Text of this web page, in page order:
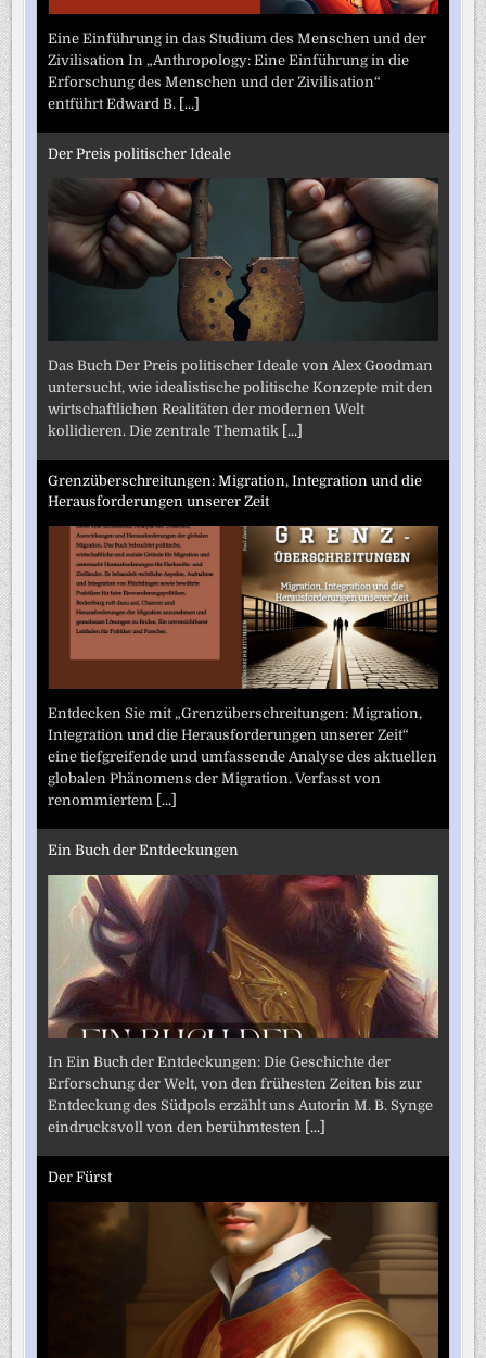
Eine Einführung in das Studium des Menschen und der
Zivilisation In „Anthropology: Eine Einführung in die
Erforschung des Menschen und der Zivilisation“
entführt Edward B.
[...]
Der Preis politischer Ideale
Das Buch Der Preis politischer Ideale von Alex Goodman
untersucht, wie idealistische politische Konzepte mit den
wirtschaftlichen Realitäten der modernen Welt
kollidieren. Die zentrale Thematik [...]
Grenzüberschreitungen: Migration, Integration und die
Herausforderungen unserer Zeit
Entdecken Sie mit „Grenzüberschreitungen: Migration,
Integration und die Herausforderungen unserer Zeit“
eine tiefgreifende und umfassende Analyse des aktuellen
globalen Phänomens der Migration. Verfasst von
renommiertem
[...]
Ein Buch der Entdeckungen
In Ein Buch der Entdeckungen: Die Geschichte der
Erforschung der Welt, von den frühesten Zeiten bis zur
Entdeckung des Südpols erzählt uns Autorin M. B. Synge
eindrucksvoll von den berühmtesten
[...]
Der Fürst